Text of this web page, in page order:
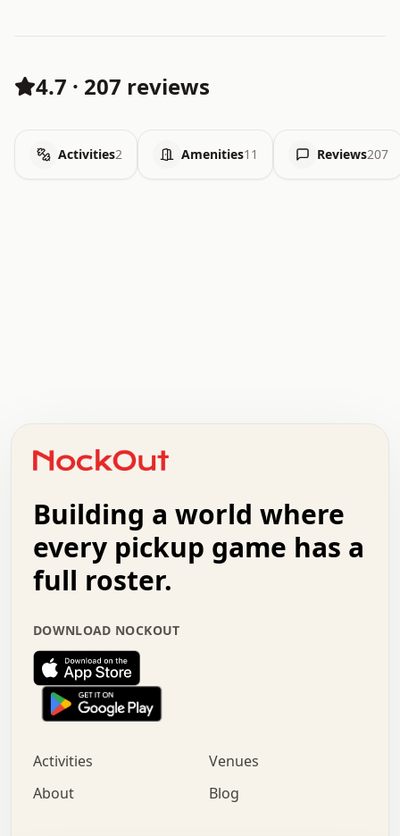
4.7 · 207 reviews
Activities2 Amenities11 Reviews207
+   .   .   .   .   .   .   .   .   .   +   .   .
.   .   .   .   .   .   .   .   .   .   .   :   .
.   .   .   .   +   .   .   .   .   .   .   .   +
.   :   .   .   .   .   .   .   .   .   o   .   .
.   .   x   .   .   .   .   .   .   :   .   .   o
.   .   .   .   :   .   .   .   .   o   .   .   .
.   .   .   .   .   .   .   :   .   .   .   .   .
.   .   .   .   .   .   .   +   .   .   x   .   .
.   .   .   .   .   :   +   .   .   .   .   .   o
.   .   .   .   .   .   .   .   .   .   .   .   .
.   .   :   o   .   .   .   .   .   .   .   +   .
.   o   .   .   .   .   x   .   .   .   .   .   .
+   .   o   .   .   .   .   o   .   .   .   .
.   +   .   .   .   .   .   .   .   .   :   .   x
Building a world where
every pickup game has a
full roster.
DOWNLOAD NOCKOUT
Activities
Venues
About
Blog